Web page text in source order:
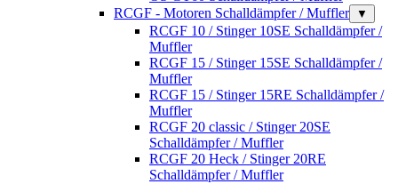
RCGF - Motoren Schalldämpfer / Muffler
▼
RCGF 10 / Stinger 10SE Schalldämpfer /
Muffler
RCGF 15 / Stinger 15SE Schalldämpfer /
Muffler
RCGF 15 / Stinger 15RE Schalldämpfer /
Muffler
RCGF 20 classic / Stinger 20SE
Schalldämpfer / Muffler
RCGF 20 Heck / Stinger 20RE
Schalldämpfer / Muffler